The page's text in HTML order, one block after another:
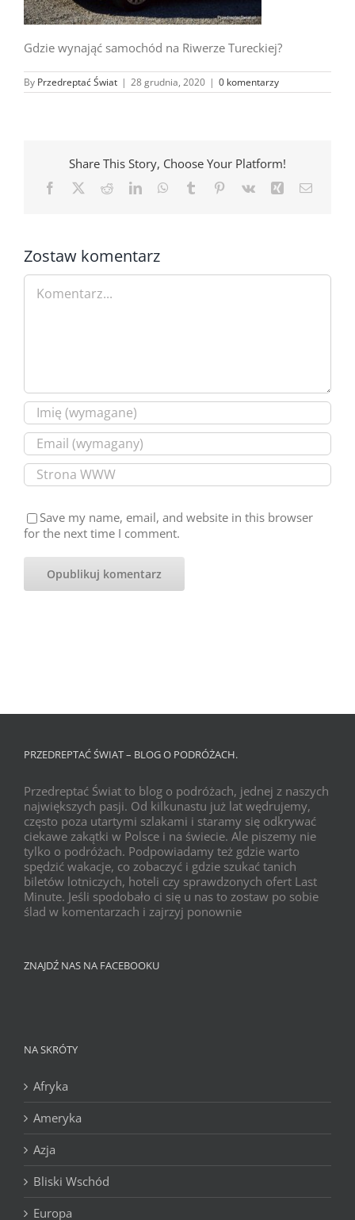
Gdzie wynająć samochód na Riwerze Tureckiej?
By Przedreptać Świat | 28 grudnia, 2020 | 0 komentarzy
Share This Story, Choose Your Platform!
Facebook RedditLinkedInWhatsApp
Tumblr Pinterest
Vk Xing Email
Zostaw komentarz
Comment
Save my name, email, and website in this browser
for the next time I comment.
PRZEDREPTAĆ ŚWIAT – BLOG O PODRÓŻACH.
Przedreptać Świat to blog o podróżach, jednej z naszych
największych pasji. Od kilkunastu już lat wędrujemy,
często poza utartymi szlakami i staramy się odkrywać
ciekawe zakątki w Polsce i na świecie. Ale piszemy nie
tylko o podróżach. Podpowiadamy też gdzie warto
spędzić wakacje, co zobaczyć i gdzie szukać tanich
biletów lotniczych, hoteli czy sprawdzonych ofert Last
Minute. Jeśli spodobało ci się u nas to zostaw po sobie
ślad w komentarzach i zajrzyj ponownie
ZNAJDŹ NAS NA FACEBOOKU
NA SKRÓTY
Afryka
Ameryka
Azja
Bliski Wschód
Europa